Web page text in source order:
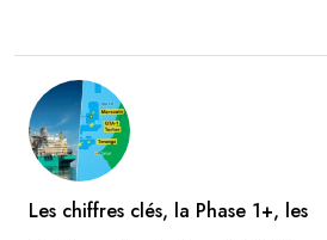
Les chiffres clés, la Phase 1+, les